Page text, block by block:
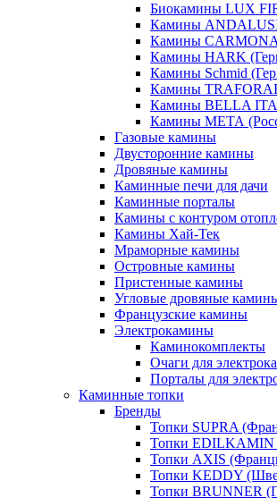
Биокамины LUX
Камины
Камины
Камины HARK
Камины Schmid
Камины
Камины BELLA
Камины МЕТА
Газовые камины
Двусторонние камины
Дровяные камины
Каминные печи для дачи
Каминные порталы
Камины с контуром
Камины Хай-Тек
Мраморные камины
Островные камины
Пристенные камины
Угловые дровяные
Французские камины
Электрокамины
Каминокомплекты
Очаги для
Порталы для
Каминные топки
Бренды
Топки SUPRA
Топки EDILKAMIN
Топки AXIS
Топки KEDDY
Топки BRUNNER